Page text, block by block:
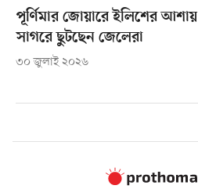
পূর্ণিমার জোয়ারে ইলিশের আশায়
সাগরে ছুটছেন জেলেরা
৩০ জুলাই ২০২৬